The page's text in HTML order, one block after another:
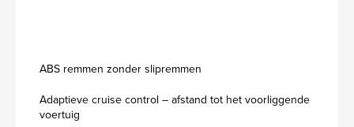
ABS remmen zonder slipremmen
Adaptieve cruise control – afstand tot het voorliggende
voertuig